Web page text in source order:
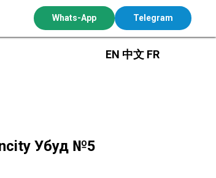
Whats-App Telegram
EN 中文 FR
Убуд №5